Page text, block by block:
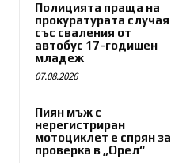
Полицията праща на
прокуратурата случая
със сваления от
автобус 17-годишен
младеж
07.08.2026
Пиян мъж с
нерегистриран
мотоциклет е спрян за
проверка в „Орел“